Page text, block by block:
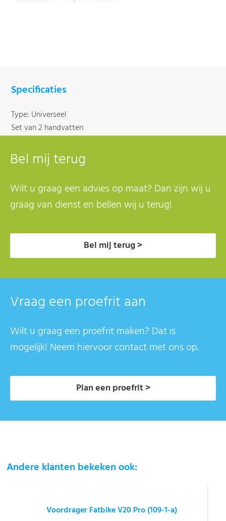
Specificaties
Type: Universeel
Set van 2 handvatten
Bel mij terug
Wilt u graag een advies op maat? Dan zijn wij u
graag van dienst en bellen wij u terug!
Bel mij terug >
Vraag een proefrit aan
Wilt u graag een proefrit maken? Dat is
mogelijk! Neem hiervoor contact met ons op.
Plan een proefrit >
Andere klanten bekeken ook:
Voordrager Fatbike V20 Pro (109-1-a)